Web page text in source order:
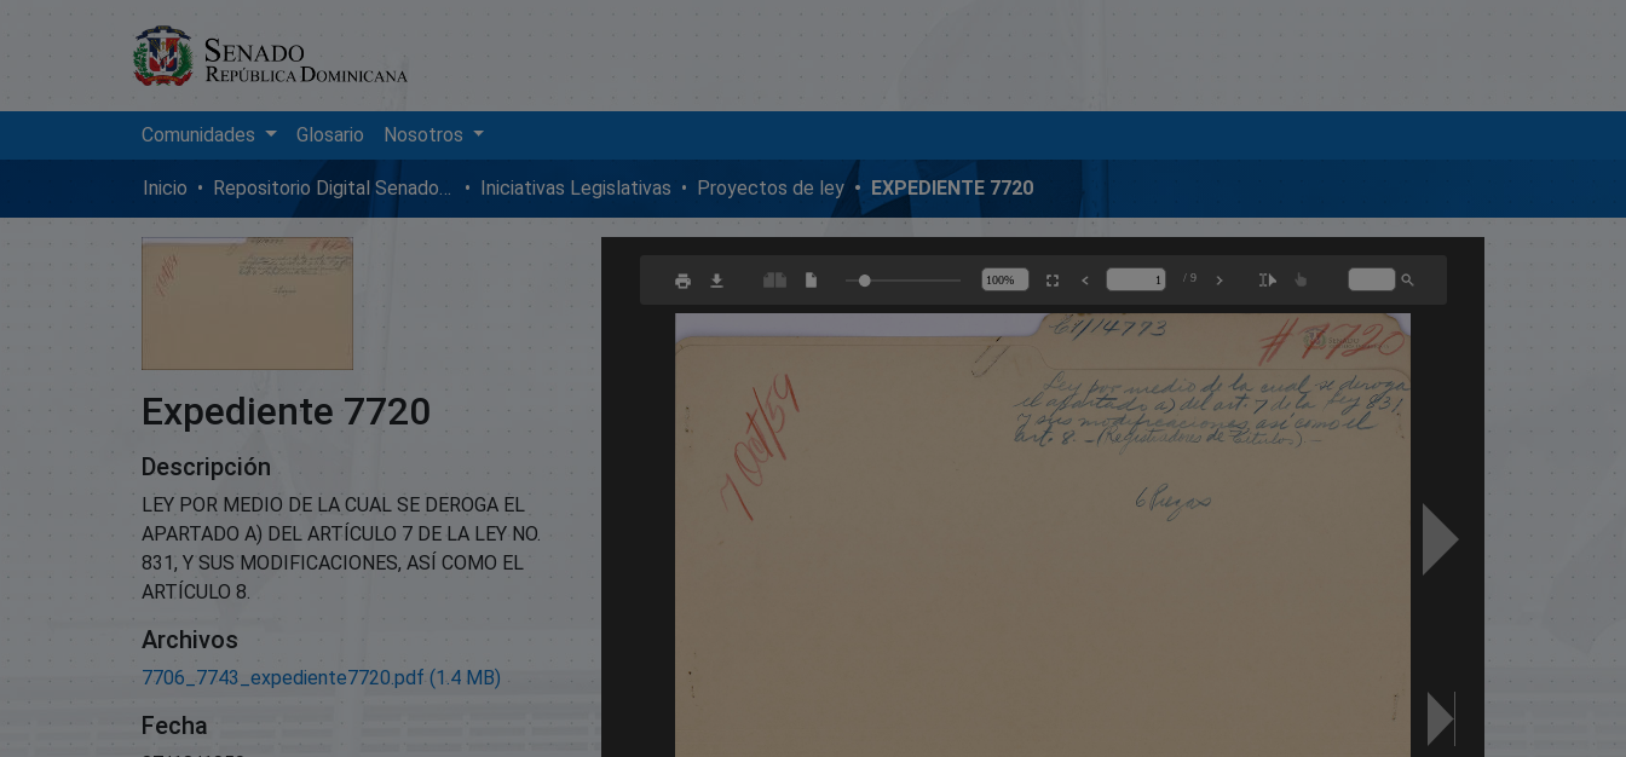
Comunidades Glosario Nosotros
Inicio Repositorio Digital SenadoRD Iniciativas Legislativas Proyectos de ley EXPEDIENTE 7720
Expediente 7720
Descripción
LEY POR MEDIO DE LA CUAL SE DEROGA EL
APARTADO A) DEL ARTÍCULO 7 DE LA LEY NO.
831, Y SUS MODIFICACIONES, ASÍ COMO EL
ARTÍCULO 8.
Archivos
7706_7743_expediente7720.pdf (1.4 MB)
Fecha